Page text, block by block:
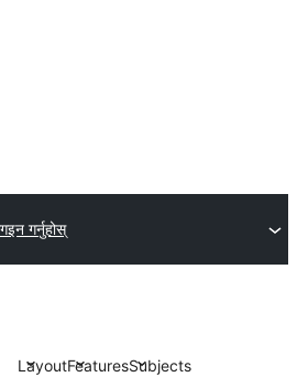
गर्नुहोस्
LayoutFeaturesSubjects